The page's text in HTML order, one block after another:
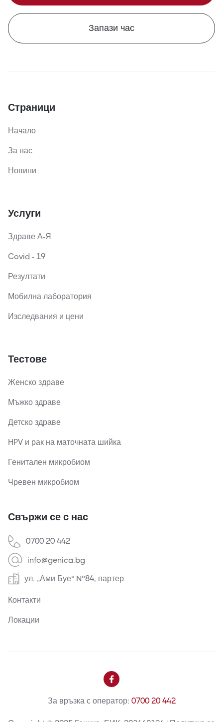
Запази час
Страници
Начало
За нас
Новини
Услуги
Здраве А-Я
Covid - 19
Резултати
Мобилна лаборатория
Изследвания и цени
Тестове
Женско здраве
Мъжко здраве
Детско здраве
HPV и рак на маточната шийка
Генитален микробиом
Чревен микробиом
Свържи се с нас
0700 20 442
info@genica.bg
ул. „Ами Буе“ №84, партер
Контакти
Локации
За връзка с оператор: 0700 20 442
